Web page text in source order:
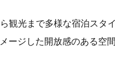
観光まで多様な宿泊スタ
ージした開放感のある空